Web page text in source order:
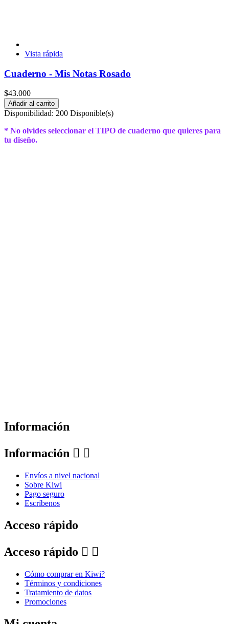
Vista rápida
Cuaderno - Mis Notas Rosado
$43.000
Añadir al carrito
Disponibilidad: 200 Disponible(s)
* No olvides seleccionar el TIPO de cuaderno que quieres para
tu diseño.
Información
Información  
Envíos a nivel nacional
Sobre Kiwi
Pago seguro
Escríbenos
Acceso rápido
Acceso rápido  
Cómo comprar en Kiwi?
Términos y condiciones
Tratamiento de datos
Promociones